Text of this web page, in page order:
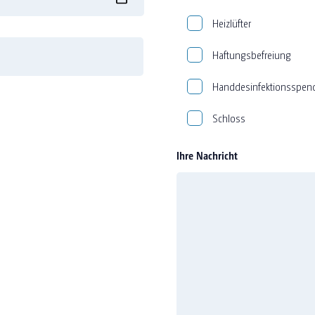
Heizlüfter
Haftungsbefreiung
Schloss
Ihre Nachricht